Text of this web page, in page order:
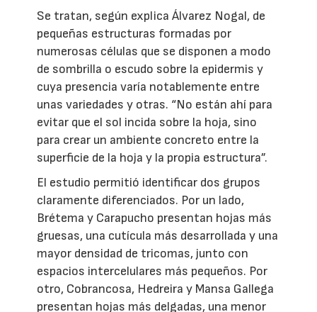
Se tratan, según explica Álvarez Nogal, de
pequeñas estructuras formadas por
numerosas células que se disponen a modo
de sombrilla o escudo sobre la epidermis y
cuya presencia varía notablemente entre
unas variedades y otras. “No están ahí para
evitar que el sol incida sobre la hoja, sino
para crear un ambiente concreto entre la
superficie de la hoja y la propia estructura”.
El estudio permitió identificar dos grupos
claramente diferenciados. Por un lado,
Brétema y Carapucho presentan hojas más
gruesas, una cutícula más desarrollada y una
mayor densidad de tricomas, junto con
espacios intercelulares más pequeños. Por
otro, Cobrancosa, Hedreira y Mansa Gallega
presentan hojas más delgadas, una menor